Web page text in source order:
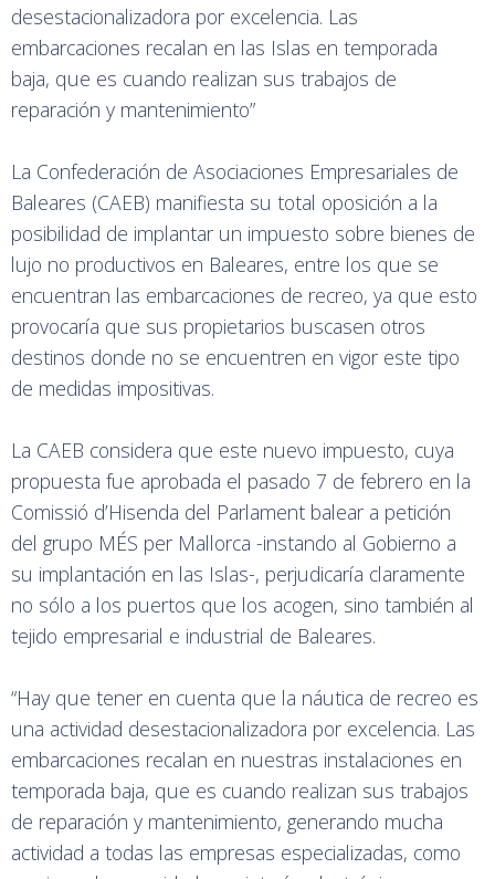
desestacionalizadora por excelencia. Las
embarcaciones recalan en las Islas en temporada
baja, que es cuando realizan sus trabajos de
reparación y mantenimiento”
La Confederación de Asociaciones Empresariales de
Baleares (CAEB) manifiesta su total oposición a la
posibilidad de implantar un impuesto sobre bienes de
lujo no productivos en Baleares, entre los que se
encuentran las embarcaciones de recreo, ya que esto
provocaría que sus propietarios buscasen otros
destinos donde no se encuentren en vigor este tipo
de medidas impositivas.
La CAEB considera que este nuevo impuesto, cuya
propuesta fue aprobada el pasado 7 de febrero en la
Comissió d’Hisenda del Parlament balear a petición
del grupo MÉS per Mallorca -instando al Gobierno a
su implantación en las Islas-, perjudicaría claramente
no sólo a los puertos que los acogen, sino también al
tejido empresarial e industrial de Baleares.
“Hay que tener en cuenta que la náutica de recreo es
una actividad desestacionalizadora por excelencia. Las
embarcaciones recalan en nuestras instalaciones en
temporada baja, que es cuando realizan sus trabajos
de reparación y mantenimiento, generando mucha
actividad a todas las empresas especializadas, como